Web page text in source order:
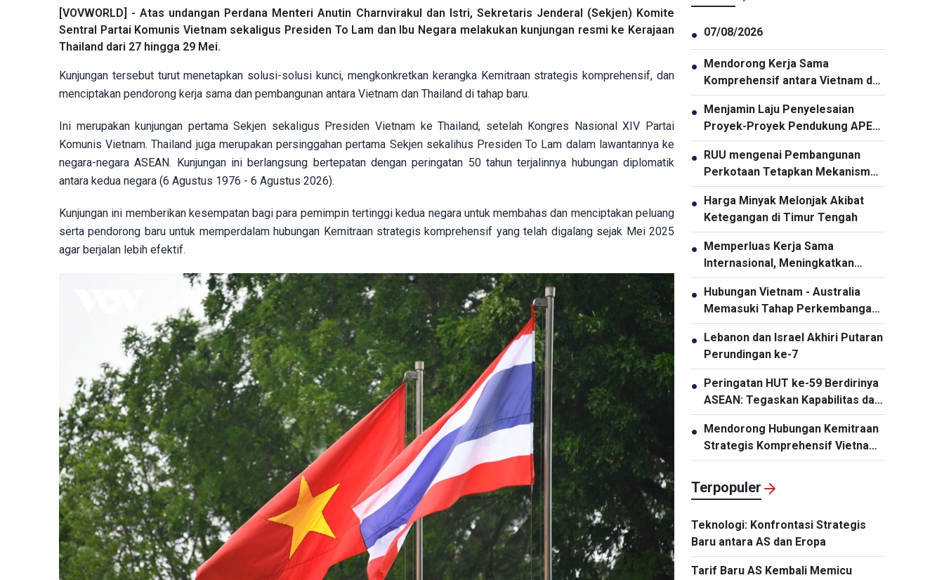
[VOVWORLD] - Atas undangan Perdana Menteri Anutin Charnvirakul dan Istri, Sekretaris Jenderal (Sekjen) Komite
Sentral Partai Komunis Vietnam sekaligus Presiden To Lam dan Ibu Negara melakukan kunjungan resmi ke Kerajaan
Thailand dari 27 hingga 29 Mei.
Kunjungan tersebut turut menetapkan solusi-solusi kunci, mengkonkretkan kerangka Kemitraan strategis komprehensif, dan
menciptakan pendorong kerja sama dan pembangunan antara Vietnam dan Thailand di tahap baru.
Ini merupakan kunjungan pertama Sekjen sekaligus Presiden Vietnam ke Thailand, setelah Kongres Nasional XIV Partai
Komunis Vietnam. Thailand juga merupakan persinggahan pertama Sekjen sekalihus Presiden To Lam dalam lawantannya ke
negara-negara ASEAN. Kunjungan ini berlangsung bertepatan dengan peringatan 50 tahun terjalinnya hubungan diplomatik
antara kedua negara (6 Agustus 1976 - 6 Agustus 2026).
Kunjungan ini memberikan kesempatan bagi para pemimpin tertinggi kedua negara untuk membahas dan menciptakan peluang
serta pendorong baru untuk memperdalam hubungan Kemitraan strategis komprehensif yang telah digalang sejak Mei 2025
agar berjalan lebih efektif.
● 07/08/2026
● Mendorong Kerja Sama
Komprehensif antara Vietnam dan
Thailand
● Menjamin Laju Penyelesaian
Proyek-Proyek Pendukung APEC
2027
● RUU mengenai Pembangunan
Perkotaan Tetapkan Mekanisme
Khusus dan Unggul bagi Kota Ho
Chi Minh
● Harga Minyak Melonjak Akibat
Ketegangan di Timur Tengah
● Memperluas Kerja Sama
Internasional, Meningkatkan
Promosi Pariwisata Vietnam
● Hubungan Vietnam - Australia
Memasuki Tahap Perkembangan
Baru
● Lebanon dan Israel Akhiri Putaran
Perundingan ke-7
● Peringatan HUT ke-59 Berdirinya
ASEAN: Tegaskan Kapabilitas dan
Daya Tariknya
● Mendorong Hubungan Kemitraan
Strategis Komprehensif Vietnam-
Thailand Semakin Substansial dan
Terpopuler
Teknologi: Konfrontasi Strategis
Baru antara AS dan Eropa
Tarif Baru AS Kembali Memicu